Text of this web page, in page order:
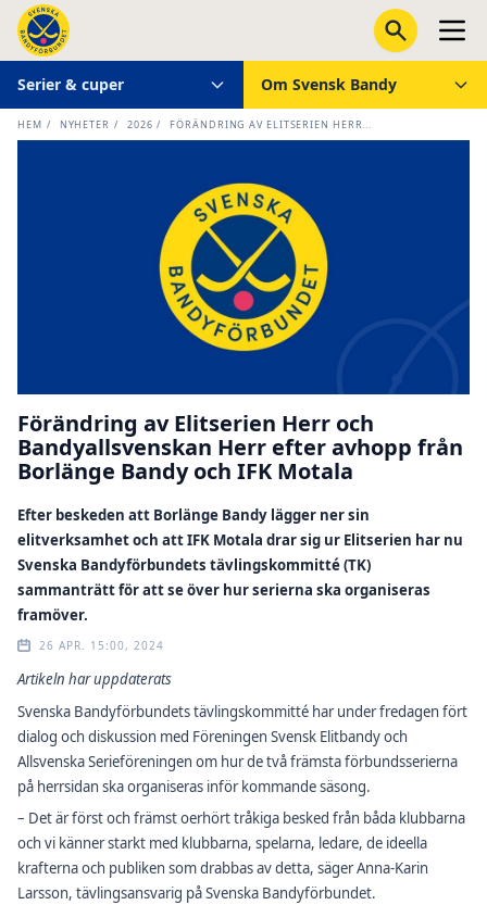
Serier & cuper Om Svensk Bandy
HEM / NYHETER / 2026 / FÖRÄNDRING AV ELITSERIEN HERR...
Förändring av Elitserien Herr och
Bandyallsvenskan Herr efter avhopp från
Borlänge Bandy och IFK Motala
Efter beskeden att Borlänge Bandy lägger ner sin
elitverksamhet och att IFK Motala drar sig ur Elitserien har nu
Svenska Bandyförbundets tävlingskommitté (TK)
sammanträtt för att se över hur serierna ska organiseras
framöver.
26 APR. 15:00, 2024
Artikeln har uppdaterats
Svenska Bandyförbundets tävlingskommitté har under fredagen fört
dialog och diskussion med Föreningen Svensk Elitbandy och
Allsvenska Serieföreningen om hur de två främsta förbundsserierna
på herrsidan ska organiseras inför kommande säsong.
– Det är först och främst oerhört tråkiga besked från båda klubbarna
och vi känner starkt med klubbarna, spelarna, ledare, de ideella
krafterna och publiken som drabbas av detta, säger Anna-Karin
Larsson, tävlingsansvarig på Svenska Bandyförbundet.